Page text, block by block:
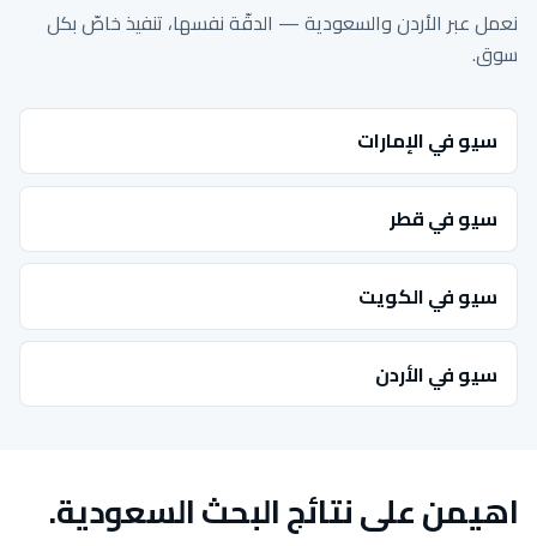
نعمل عبر الأردن والسعودية — الدقّة نفسها، تنفيذ خاصّ بكل
سوق.
سيو في الإمارات
سيو في قطر
سيو في الكويت
سيو في الأردن
اهيمن على نتائج البحث السعودية.